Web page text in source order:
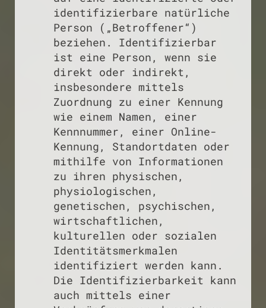
identifizierbare natürliche
Person („Betroffener“)
beziehen. Identifizierbar
ist eine Person, wenn sie
direkt oder indirekt,
insbesondere mittels
Zuordnung zu einer Kennung
wie einem Namen, einer
Kennnummer, einer Online-
Kennung, Standortdaten oder
mithilfe von Informationen
zu ihren physischen,
physiologischen,
genetischen, psychischen,
wirtschaftlichen,
kulturellen oder sozialen
Identitätsmerkmalen
identifiziert werden kann.
Die Identifizierbarkeit kann
auch mittels einer